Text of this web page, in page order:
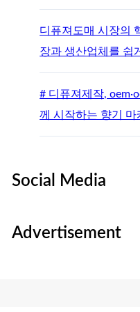
디퓨져도매 시장의
장과 생산업체를 쉽
# 디퓨져제작,
께 시작하는 향기 마
Social Media
Advertisement